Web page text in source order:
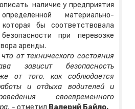
наличие у предприятия
материально-
бы соответствовала
при перевозке
аренды.
от технического состояния
зависит безопасность
от того, как соблюдается
и отдыха водителей и
своевременного